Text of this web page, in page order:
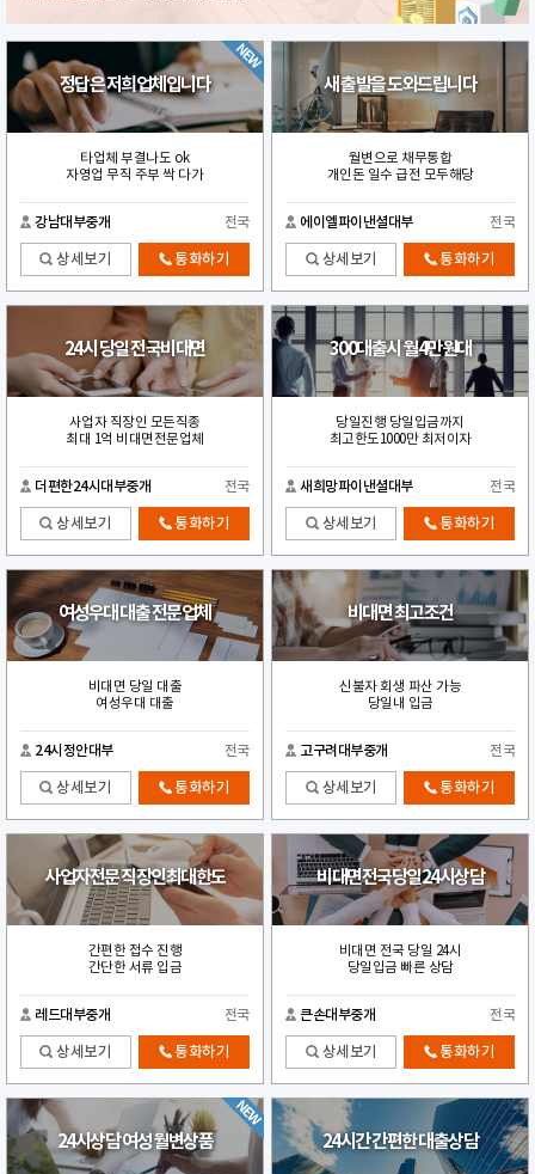
정답은 저희업체입니다
타업체 부결나도 ok
자영업 무직 주부 싹 다가
강남대부중개 전국
상세보기 통화하기
새 출발을 도와드립니다
월변으로 채무통합
개인돈 일수 급전 모두해당
에이엘파이낸셜대부 전국
상세보기 통화하기
24시 당일 전국비대면
사업자 직장인 모든직종
최대 1억 비대면전문업체
더편한24시대부중개 전국
상세보기 통화하기
300대출시 월4만원대
당일진행 당일입금까지
최고한도1000만 최저이자
새희망파이낸셜대부 전국
상세보기 통화하기
여성우대 대출 전문업체
비대면 당일 대출
여성우대 대출
24시정안대부 전국
상세보기 통화하기
비대면 최고조건
신불자 회생 파산 가능
당일내 입금
고구려대부중개 전국
상세보기 통화하기
사업자전문 직장인최대한도
간편한 접수 진행
간단한 서류 입금
레드대부중개 전국
상세보기 통화하기
비대면전국당일24시상담
비대면 전국 당일 24시
당일입금 빠른 상담
큰손대부중개 전국
상세보기 통화하기
24시상담 여성 월변상품 24시간 간편한 대출상담